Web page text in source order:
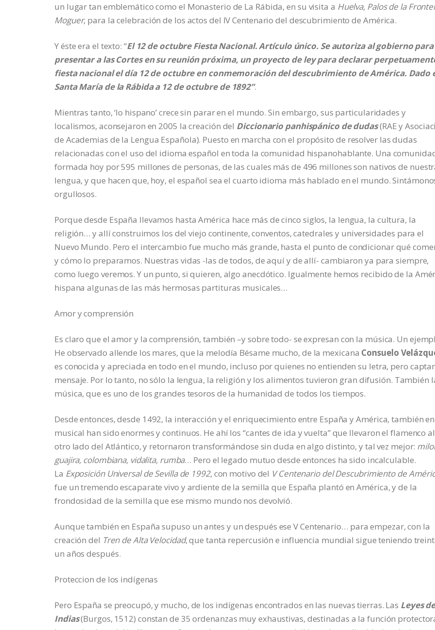
un lugar tan emblemático como el Monasterio de La Rábida, en su visita a Huelva, Palos de la
Moguer, para la celebración de los actos del IV Centenario del descubrimiento de América.
Y éste era el texto: “El 12 de octubre Fiesta Nacional. Artículo único. Se autoriza al gobierno para
presentar a las Cortes en su reunión próxima, un proyecto de ley para declarar
fiesta nacional el día 12 de octubre en conmemoración del descubrimiento de América. Dado
Santa María de la Rábida a 12 de octubre de 1892”.
Mientras tanto, ‘lo hispano’ crece sin parar en el mundo. Sin embargo, sus particularidades y
localismos, aconsejaron en 2005 la creación del Diccionario panhispánico de dudas(RAE y
de Academias de la Lengua Española). Puesto en marcha con el propósito de resolver las dudas
relacionadas con el uso del idioma español en toda la comunidad hispanohablante. Una
formada hoy por 595 millones de personas, de las cuales más de 496 millones son nativos de
lengua, y que hacen que, hoy, el español sea el cuarto idioma más hablado en el mundo.
orgullosos.
Porque desde España llevamos hasta América hace más de cinco siglos, la lengua, la cultura, la
religión… y allí construimos los del viejo continente, conventos, catedrales y universidades para el
Nuevo Mundo. Pero el intercambio fue mucho más grande, hasta el punto de condicionar qué
y cómo lo preparamos. Nuestras vidas -las de todos, de aquí y de allí- cambiaron ya para siempre,
como luego veremos. Y un punto, si quieren, algo anecdótico. Igualmente hemos recibido de la
hispana algunas de las más hermosas partituras musicales…
Amor y comprensión
Es claro que el amor y la comprensión, también –y sobre todo- se expresan con la música. Un
He observado allende los mares, que la melodía Bésame mucho, de la mexicana Consuelo
es conocida y apreciada en todo en el mundo, incluso por quienes no entienden su letra, pero
mensaje. Por lo tanto, no sólo la lengua, la religión y los alimentos tuvieron gran difusión. También
música, que es uno de los grandes tesoros de la humanidad de todos los tiempos.
Desde entonces, desde 1492, la interacción y el enriquecimiento entre España y América, también
musical han sido enormes y continuos. He ahí los “cantes de ida y vuelta” que llevaron el flamenco al
otro lado del Atlántico, y retornaron transformándose sin duda en algo distinto, y tal vez mejor:
guajira, colombiana, vidalita, rumba… Pero el legado mutuo desde entonces ha sido incalculable.
La Exposición Universal de Sevilla de 1992, con motivo del V Centenario del Descubrimiento de
fue un tremendo escaparate vivo y ardiente de la semilla que España plantó en América, y de la
frondosidad de la semilla que ese mismo mundo nos devolvió.
Aunque también en España supuso un antes y un después ese V Centenario… para empezar, con la
creación del Tren de Alta Velocidad, que tanta repercusión e influencia mundial sigue teniendo
un años después.
Proteccion de los indígenas
Pero España se preocupó, y mucho, de los indígenas encontrados en las nuevas tierras. Las Leyes
Indias(Burgos, 1512) constan de 35 ordenanzas muy exhaustivas, destinadas a la función